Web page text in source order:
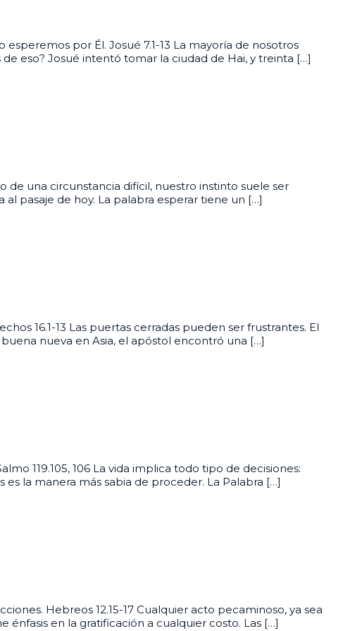
por Él. Josué 7.1-13 La mayoría de nosotros
eso? Josué intentó tomar la ciudad de Hai, y treinta […]
de una circunstancia difícil, nuestro instinto suele ser
pasaje de hoy. La palabra esperar tiene un […]
16.1-13 Las puertas cerradas pueden ser frustrantes. El
nueva en Asia, el apóstol encontró una […]
119.105, 106 La vida implica todo tipo de decisiones:
la manera más sabia de proceder. La Palabra […]
Hebreos 12.15-17 Cualquier acto pecaminoso, ya sea
en la gratificación a cualquier costo. Las […]